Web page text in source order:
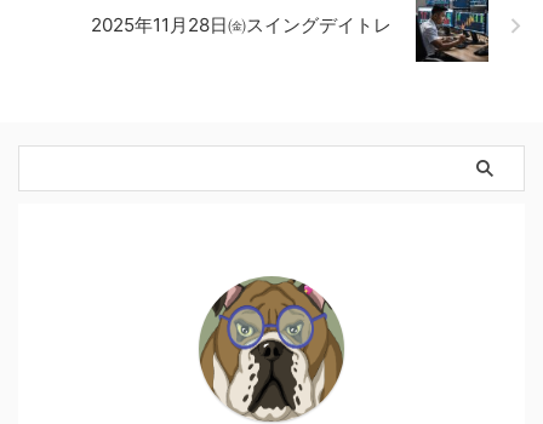
2025年11月28日㈮スイングデイトレ